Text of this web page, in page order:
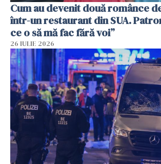
Cum au devenit două românce
într-un restaurant din SUA.
ce o să mă fac fără voi”
26 IULIE 2026